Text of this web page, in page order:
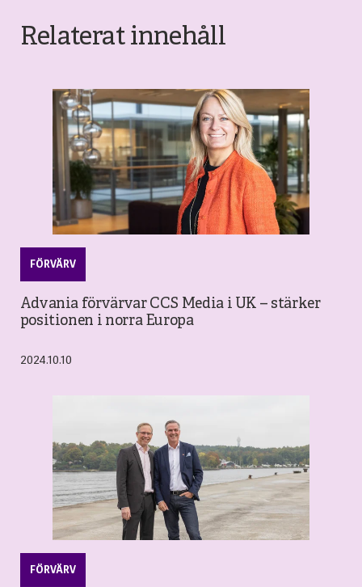
Relaterat innehåll
FÖRVÄRV
Advania förvärvar CCS Media i UK – stärker
positionen i norra Europa
2024.10.10
FÖRVÄRV